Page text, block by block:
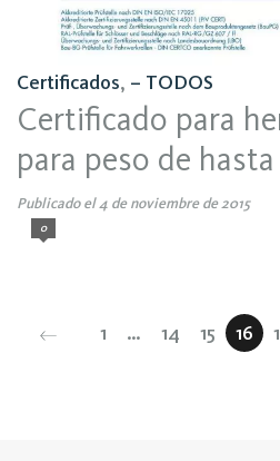
Certificados, – TODOS
Certificado para
para peso de
Publicado el 4 de noviembre de 2015
0
1 … 14 15 16